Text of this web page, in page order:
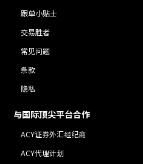
跟单小贴士
交易胜者
常见问题
条款
隐私
与国际顶尖平台合作
ACY证券外汇经纪商
ACY代理计划